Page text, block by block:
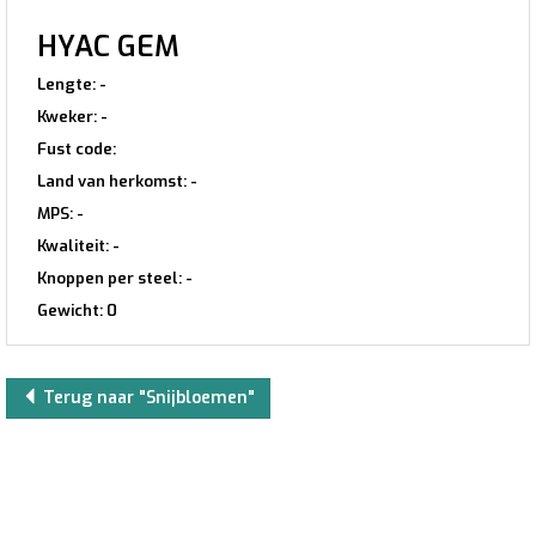
HYAC GEM
Lengte: -
Kweker: -
Fust code:
Land van herkomst: -
MPS: -
Kwaliteit: -
Knoppen per steel: -
Gewicht: 0
Terug naar "Snijbloemen"